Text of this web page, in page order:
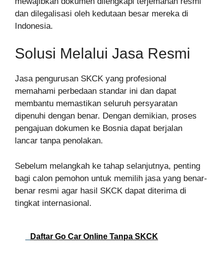
dan dilegalisasi oleh kedutaan besar mereka di
Indonesia.
Solusi Melalui Jasa Resmi
Jasa pengurusan SKCK yang profesional
memahami perbedaan standar ini dan dapat
membantu memastikan seluruh persyaratan
dipenuhi dengan benar. Dengan demikian, proses
pengajuan dokumen ke Bosnia dapat berjalan
lancar tanpa penolakan.
Sebelum melangkah ke tahap selanjutnya, penting
bagi calon pemohon untuk memilih jasa yang benar-
benar resmi agar hasil SKCK dapat diterima di
tingkat internasional.
Daftar Go Car Online Tanpa SKCK